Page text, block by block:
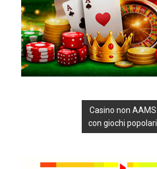
Casino non AAMS
con giochi popolari